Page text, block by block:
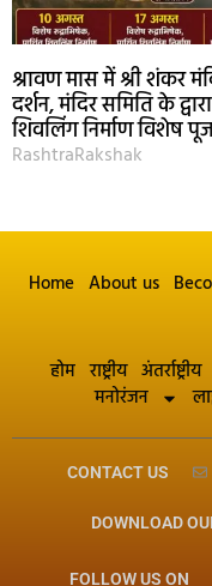
श्रावण मास में श्री शंकर
दर्शन, मंदिर समिति के
शिवलिंग निर्माण विशेष
RashtraRakshak
Home About us
होम राष्ट्रीय अंतर्राष्ट्रीय
मनोरंजन
CONTACT US
DOWNLOAD
FOLLOW US ON